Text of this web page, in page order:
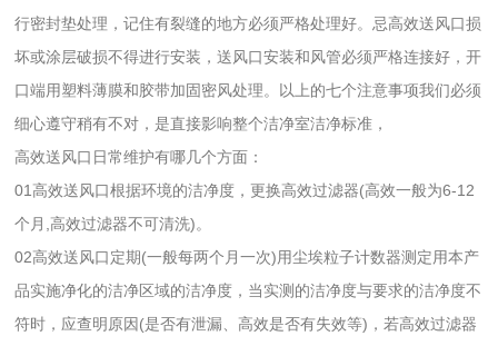
行密封垫处理，记住有裂缝的地方必须严格处理好。忌高效送风口损
坏或涂层破损不得进行安装，送风口安装和风管必须严格连接好，开
口端用塑料薄膜和胶带加固密风处理。以上的七个注意事项我们必须
细心遵守稍有不对，是直接影响整个洁净室洁净标准，
高效送风口日常维护有哪几个方面：
01高效送风口根据环境的洁净度，更换高效过滤器(高效一般为6-12
个月,高效过滤器不可清洗)。
02高效送风口定期(一般每两个月一次)用尘埃粒子计数器测定用本产
品实施净化的洁净区域的洁净度，当实测的洁净度与要求的洁净度不
符时，应查明原因(是否有泄漏、高效是否有失效等)，若高效过滤器